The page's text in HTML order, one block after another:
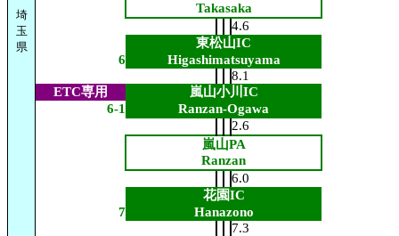
埼
玉
県
Takasaka
4.6
東松山IC
6
Higashimatsuyama
8.1
ETC専用
嵐山小川IC
6-1
Ranzan-Ogawa
2.6
嵐山PA
Ranzan
6.0
花園IC
7
Hanazono
7.3